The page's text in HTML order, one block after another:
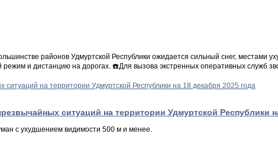
районов Удмуртской Республики ожидается сильный снег, местами
и дистанцию на дорогах. ☎️Для вызова экстренных оперативных служб
ситуаций на территории Удмуртской Республики
с ухудшением видимости 500 м и менее.